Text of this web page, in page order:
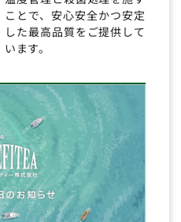
ことで、安心安全かつ安定
した最高品質をご提供して
います。